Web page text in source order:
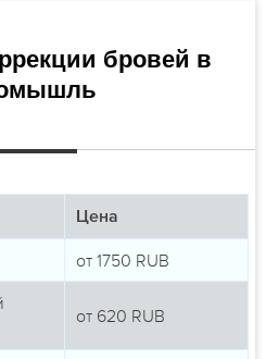
бровей в
Цена
от 1750 RUB
от 620 RUB